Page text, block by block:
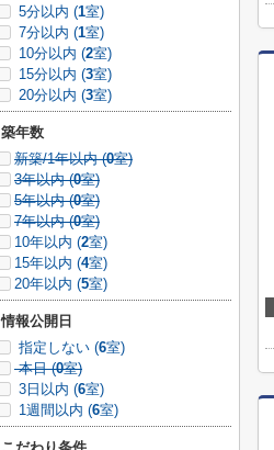
5分以内 (1室)
7分以内 (1室)
10分以内 (2室)
15分以内 (3室)
20分以内 (3室)
築年数
新築/1年以内 (0室)
3年以内 (0室)
5年以内 (0室)
7年以内 (0室)
10年以内 (2室)
15年以内 (4室)
20年以内 (5室)
情報公開日
指定しない (6室)
本日 (0室)
3日以内 (6室)
1週間以内 (6室)